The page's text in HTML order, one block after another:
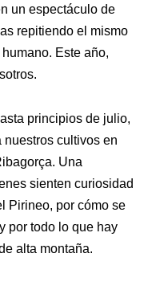
un espectáculo de
repitiendo el mismo
Este año,
principios de julio,
cultivos en
Una
sienten curiosidad
Pirineo, por cómo se
por todo lo que hay
alta montaña.